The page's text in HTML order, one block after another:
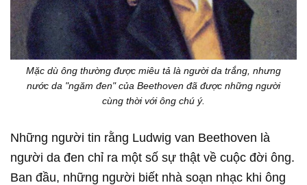
Mặc dù ông thường được miêu tả là người da trắng, nhưng
nước da "ngăm đen" của Beethoven đã được những người
cùng thời với ông chú ý.
Những người tin rằng Ludwig van Beethoven là
người da đen chỉ ra một số sự thật về cuộc đời ông.
Ban đầu, những người biết nhà soạn nhạc khi ông